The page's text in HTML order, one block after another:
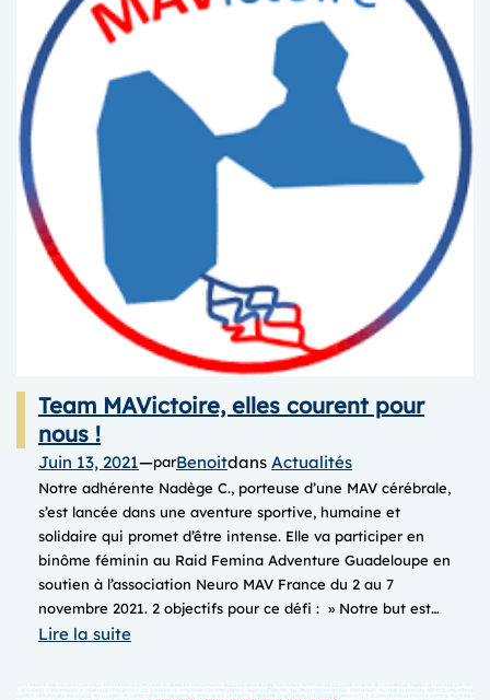
samedi
décembre
Team MAVictoire, elles courent pour
nous !
Juin 13, 2021—parBenoitdans Actualités
Notre adhérente Nadège C., porteuse d’une MAV cérébrale,
s’est lancée dans une aventure sportive, humaine et
solidaire qui promet d’être intense. Elle va participer en
binôme féminin au Raid Femina Adventure Guadeloupe en
soutien à l’association Neuro MAV France du 2 au 7
novembre 2021. 2 objectifs pour ce défi : » Notre but est…
Lire la suite:
MAVictoire,